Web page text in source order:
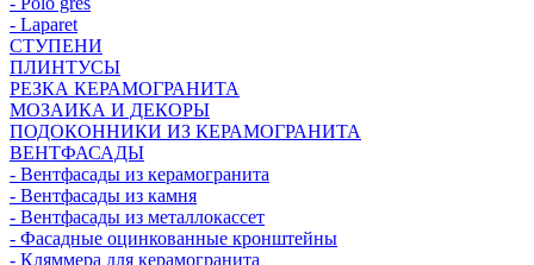
- Laparet
СТУПЕНИ
ПЛИНТУСЫ
РЕЗКА КЕРАМОГРАНИТА
МОЗАИКА И ДЕКОРЫ
ПОДОКОННИКИ ИЗ КЕРАМОГРАНИТА
ВЕНТФАСАДЫ
- Вентфасады из керамогранита
- Вентфасады из камня
- Вентфасады из металлокассет
- Фасадные оцинкованные кронштейны
- Кляммера для керамогранита